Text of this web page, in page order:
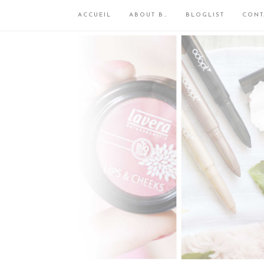
ACCUEIL ABOUT B… BLOGLIST